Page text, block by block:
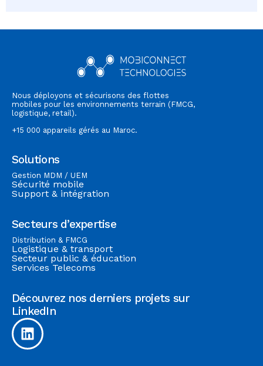
Nous déployons et sécurisons des flottes
mobiles pour les environnements terrain (FMCG,
logistique, retail).
+15 000 appareils gérés au Maroc.
Solutions
Gestion MDM / UEM
Sécurité mobile
Support & intégration
Secteurs d’expertise
Distribution & FMCG
Logistique & transport
Secteur public & éducation
Services Telecoms
Découvrez nos derniers projets sur
LinkedIn